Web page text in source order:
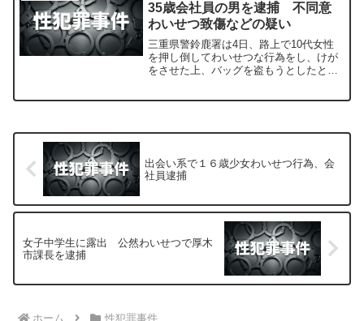
35歳会社員の男を逮捕 不同意
わいせつ致傷などの疑い
三重県警鈴鹿署は4日、路上で10代女性
を押し倒してわいせつな行為をし、けが
をさせた上、バッグを盗もうとしたとし
出会い系で１６歳少女わいせつ行為、会
社員逮捕
女子中学生に露出 公然わいせつで厚木
市課長を逮捕
ホーム 性犯罪事件